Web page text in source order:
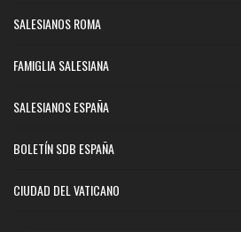
SALESIANOS ROMA
FAMIGLIA SALESIANA
SALESIANOS ESPAÑA
BOLETÍN SDB ESPAÑA
CIUDAD DEL VATICANO